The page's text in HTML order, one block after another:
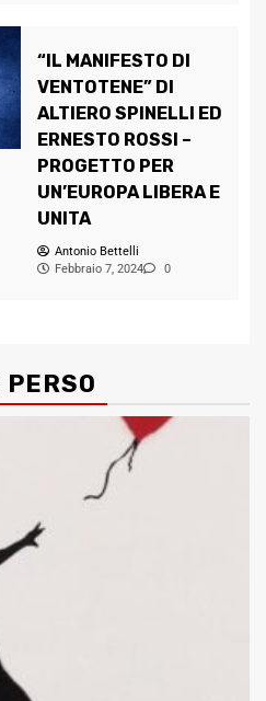
“IL MANIFESTO DI
VENTOTENE” DI
ALTIERO SPINELLI ED
ERNESTO ROSSI –
PROGETTO PER
UN’EUROPA LIBERA E
UNITA
Antonio Bettelli
Febbraio 7, 2024
0